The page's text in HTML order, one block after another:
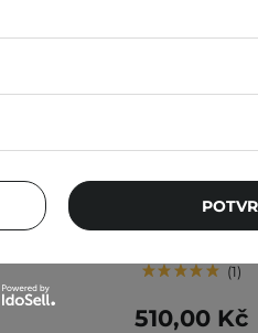
shaishaishai - Caffeine
Toning Serum -
obličej - 30 ml
1
510,00 Kč